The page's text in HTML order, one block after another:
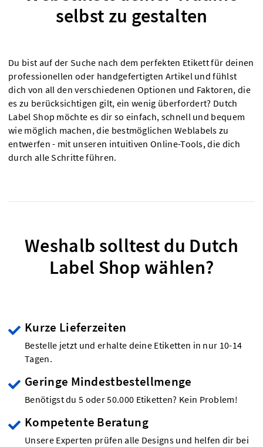
selbst zu gestalten
Du bist auf der Suche nach dem perfekten Etikett für deinen
professionellen oder handgefertigten Artikel und fühlst
dich von all den verschiedenen Optionen und Faktoren, die
es zu berücksichtigen gilt, ein wenig überfordert? Dutch
Label Shop möchte es dir so einfach, schnell und bequem
wie möglich machen, die bestmöglichen Weblabels zu
entwerfen - mit unseren intuitiven Online-Tools, die dich
durch alle Schritte führen.
Weshalb solltest du Dutch
Label Shop wählen?
Kurze Lieferzeiten
Bestelle jetzt und erhalte deine Etiketten in nur 10-14
Tagen.
Geringe Mindestbestellmenge
Benötigst du 5 oder 50.000 Etiketten? Kein Problem!
Kompetente Beratung
Unsere Experten prüfen alle Designs und helfen dir bei